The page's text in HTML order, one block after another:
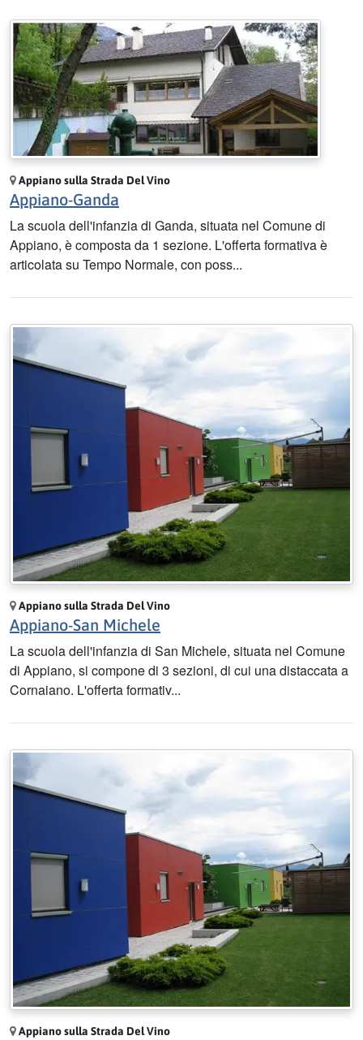
Appiano sulla Strada Del Vino
Appiano-Ganda
La scuola dell'infanzia di Ganda, situata nel Comune di
Appiano, è composta da 1 sezione. L'offerta formativa è
articolata su Tempo Normale, con poss...
Appiano sulla Strada Del Vino
Appiano-San Michele
La scuola dell'infanzia di San Michele, situata nel Comune
di Appiano, si compone di 3 sezioni, di cui una distaccata a
Cornaiano. L'offerta formativ...
Appiano sulla Strada Del Vino